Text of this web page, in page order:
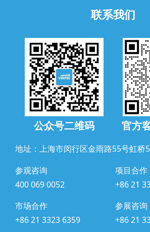
联系我们
公众号二维码 官方
地址：上海市闵行区金雨路55号虹桥
参观咨询
400 069 0052
项目合作
+86 21
市场合作
+86 21 3323 6359
参展咨询
+86 21